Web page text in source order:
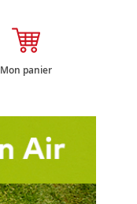
Mon panier